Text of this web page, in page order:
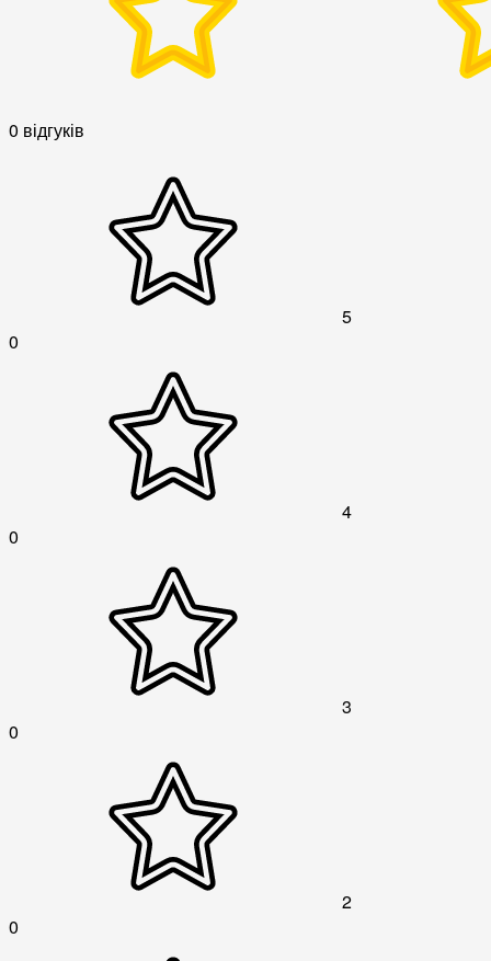
0 відгуків
5
0
4
0
3
0
2
0